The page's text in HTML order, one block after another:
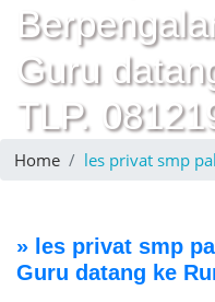
Guru
TLP.
Home les privat smp
» les privat smp
Guru datang ke